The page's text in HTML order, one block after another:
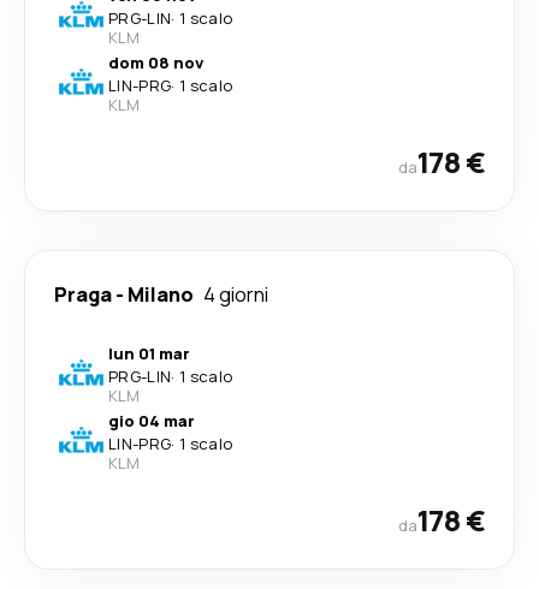
PRG-LIN· 1 scalo
KLM
dom 08 nov
LIN-PRG· 1 scalo
KLM
da178 €
Praga- Milano 4 giorni
lun 01 mar
PRG-LIN· 1 scalo
KLM
gio 04 mar
LIN-PRG· 1 scalo
KLM
da178 €